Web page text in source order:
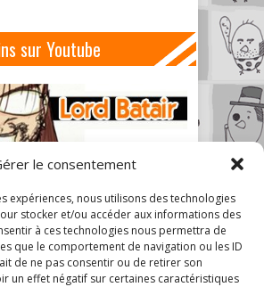
le consentement
expériences, nous utilisons des technologies
stocker et/ou accéder aux informations des
à ces technologies nous permettra de
que le comportement de navigation ou les ID
de ne pas consentir ou de retirer son
un effet négatif sur certaines caractéristiques
sur Youtube